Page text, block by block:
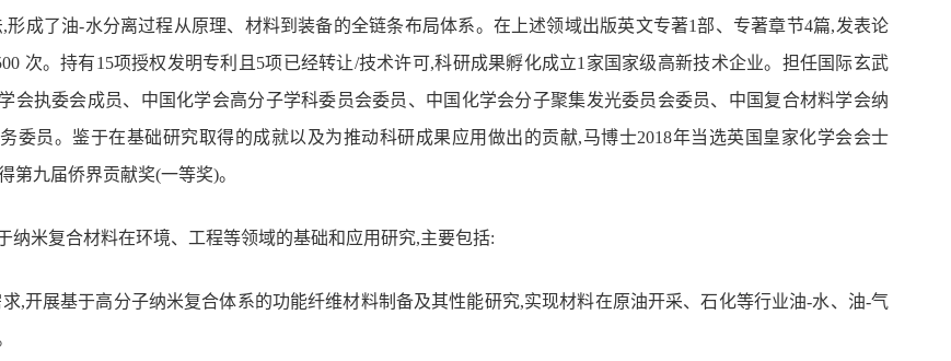
形成了油-水分离过程从原理、材料到装备的全链条布局体系。在上述领域出版英文专著1部、专著章节4篇,发表论
次。持有15项授权发明专利且5项已经转让/技术许可,科研成果孵化成立1家国家级高新技术企业。担任国际玄武
会执委会成员、中国化学会高分子学科委员会委员、中国化学会分子聚集发光委员会委员、中国复合材料学会纳
委员。鉴于在基础研究取得的成就以及为推动科研成果应用做出的贡献,马博士2018年当选英国皇家化学会会士
第九届侨界贡献奖(一等奖)。
纳米复合材料在环境、工程等领域的基础和应用研究,主要包括:
,开展基于高分子纳米复合体系的功能纤维材料制备及其性能研究,实现材料在原油开采、石化等行业油-水、油-气